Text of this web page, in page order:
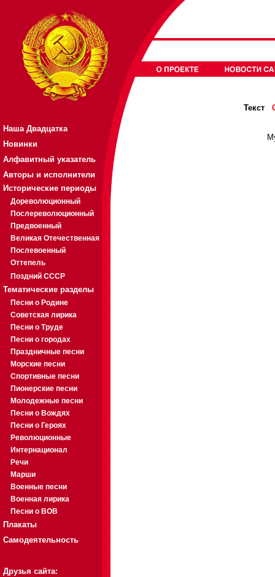
Наша Двадцатка
Новинки
Алфавитный указатель
Авторы и исполнители
Исторические периоды
Дореволюционный
Послереволюционный
Предвоенный
Великая Отечественная
Послевоенный
Оттепель
Поздний СССР
Тематические разделы
Песни о Родине
Советская лирика
Песни о Труде
Песни о городах
Праздничные песни
Морские песни
Спортивные песни
Пионерские песни
Молодежные песни
Песни о Вождях
Песни о Героях
Революционные
Интернационал
Речи
Марши
Военные песни
Военная лирика
Песни о ВОВ
Плакаты
Самодеятельность
Друзья сайта:
Текст